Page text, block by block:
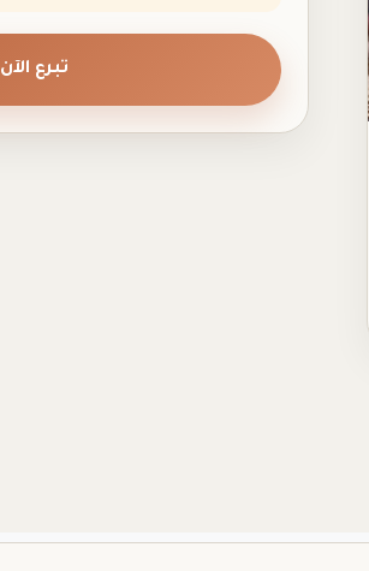
تبرع الآن